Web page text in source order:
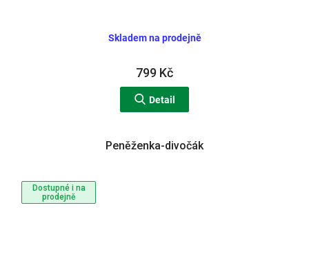
Skladem na prodejně
799 Kč
Detail
Dostupné i na
prodejně
Peněženka-divočák